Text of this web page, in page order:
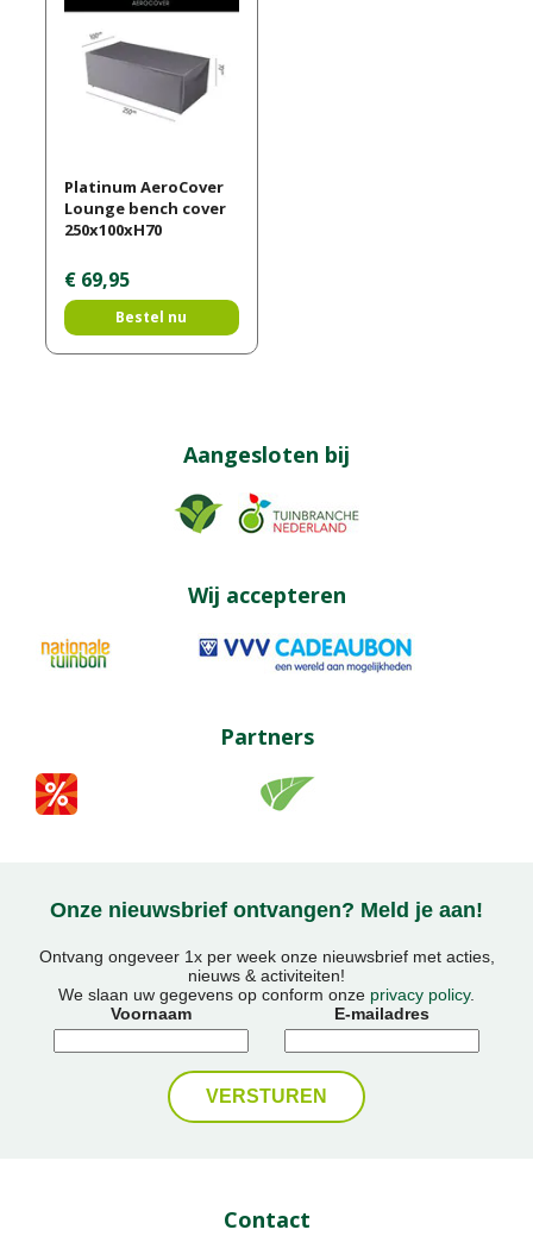
Platinum AeroCover
Lounge bench cover
250x100xH70
€ 69,95
Bestel nu
Aangesloten bij
Wij accepteren
Partners
Onze nieuwsbrief ontvangen? Meld je aan!
Ontvang ongeveer 1x per week onze nieuwsbrief met acties,
nieuws & activiteiten!
We slaan uw gegevens op conform onze privacy policy.
Voornaam
E-mailadres
Contact